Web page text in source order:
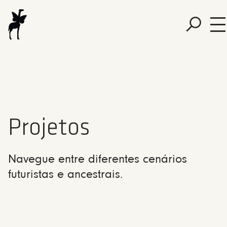
Projetos
Navegue entre diferentes cenários
futuristas e ancestrais.